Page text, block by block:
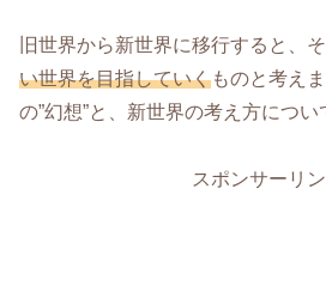
旧世界から新世界に移行すると、
い世界を目指していくものと考え
の”幻想”と、新世界の考え方につい
スポンサーリ